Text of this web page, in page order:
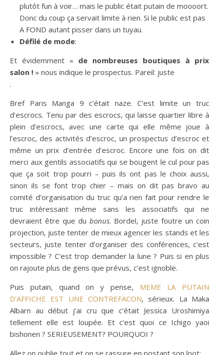
plutôt fun à voir… mais le public était putain de moooort.
Donc du coup ça servait limite à rien. Si le public est pas
A FOND autant pisser dans un tuyau.
Défilé de mode:
Et évidemment « de nombreuses boutiques à prix
salon ! » nous indique le prospectus. Pareil: juste
.
Bref Paris Manga 9 c’était naze. C’est limite un truc
d’escrocs. Tenu par des escrocs, qui laisse quartier libre à
plein d’escrocs, avec une carte qui elle même joue à
l’escroc, des activités d’escroc, un prospectus d’escroc et
même un prix d’entrée d’escroc. Encore une fois on dit
merci aux gentils associatifs qui se bougent le cul pour pas
que ça soit trop pourri – puis ils ont pas le choix aussi,
sinon ils se font trop chier – mais on dit pas bravo au
comité d’organisation du truc qu’a rien fait pour rendre le
truc intéressant même sans les associatifs qui ne
devraient être que du bonus. Bordel, juste foutre un coin
projection, juste tenter de mieux agencer les stands et les
secteurs, juste tenter d’organiser des conférences, c’est
impossible ? C’est trop demander la lune ? Puis si en plus
on rajoute plus de gens que prévus, c’est ignoble.
Puis putain, quand on y pense, MEME LA PUTAIN
D’AFFICHE EST UNE CONTREFACON, sérieux. La Maka
Albarn au début j’ai cru que c’était Jessica Uroshimiya
tellement elle est loupée. Et c’est quoi ce Ichigo yaoi
bishonen ? SERIEUSEMENT? POURQUOI ?